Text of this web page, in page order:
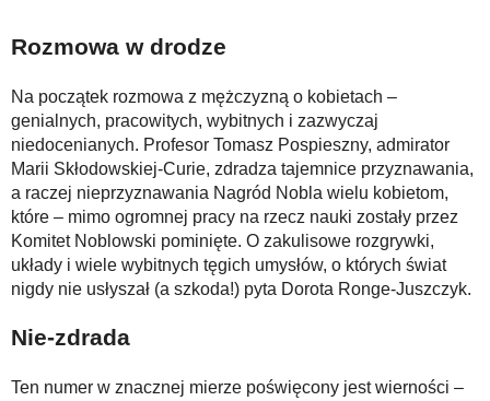
Bezpiecznie i w zgodzie z prawem
Rozmowa w drodze
Na początek rozmowa z mężczyzną o kobietach –
genialnych, pracowitych, wybitnych i zazwyczaj
niedocenianych. Profesor Tomasz Pospieszny, admirator
Marii Skłodowskiej-Curie, zdradza tajemnice przyznawania,
a raczej nieprzyznawania Nagród Nobla wielu kobietom,
które – mimo ogromnej pracy na rzecz nauki zostały przez
Komitet Noblowski pominięte. O zakulisowe rozgrywki,
układy i wiele wybitnych tęgich umysłów, o których świat
nigdy nie usłyszał (a szkoda!) pyta Dorota Ronge-Juszczyk.
Nie-zdrada
Ten numer w znacznej mierze poświęcony jest wierności –